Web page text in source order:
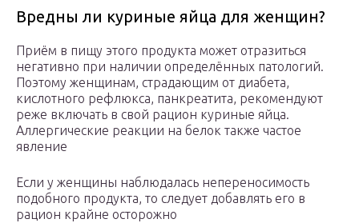
Вредны ли куриные яйца для женщин?
Приём в пищу этого продукта может отразиться
негативно при наличии определённых патологий.
Поэтому женщинам, страдающим от диабета,
кислотного рефлюкса, панкреатита, рекомендуют
реже включать в свой рацион куриные яйца.
Аллергические реакции на белок также частое
явление
Если у женщины наблюдалась непереносимость
подобного продукта, то следует добавлять его в
рацион крайне осторожно